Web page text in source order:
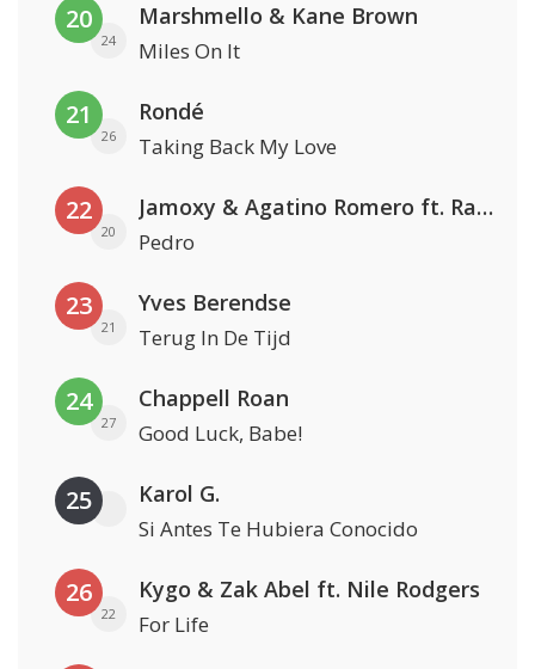
20
24
Marshmello & Kane Brown
Miles On It
21
26
Rondé
Taking Back My Love
22
20
Jamoxy & Agatino Romero ft. Raffaella Carrà
Pedro
23
21
Yves Berendse
Terug In De Tijd
24
27
Chappell Roan
Good Luck, Babe!
25 Karol G.
Si Antes Te Hubiera Conocido
26
22
Kygo & Zak Abel ft. Nile Rodgers
For Life